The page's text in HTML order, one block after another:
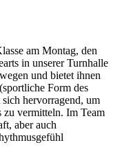
am Montag, den
in unserer Turnhalle
und bietet ihnen
Form des
hervorragend, um
zu vermitteln. Im Team
aber auch